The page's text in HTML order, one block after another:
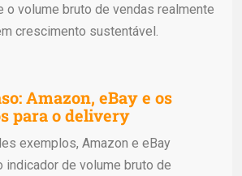
o volume bruto de vendas realmente
crescimento sustentável.
Amazon, eBay e os
para o delivery
exemplos, Amazon e eBay
indicador de volume bruto de